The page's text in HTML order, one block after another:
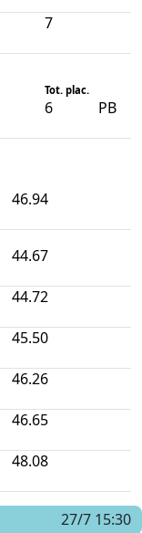
7
Tot. plac.
6 PB
46.94
44.67
44.72
45.50
46.26
46.65
48.08
27/7 15:30